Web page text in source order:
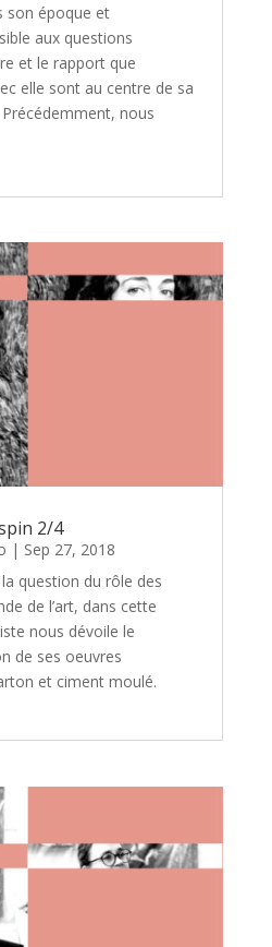
son époque et
aux questions
et le rapport que
elle sont au centre de sa
nous
2/4
| Sep 27, 2018
question du rôle des
de l’art, dans cette
nous dévoile le
de ses oeuvres
et ciment moulé.